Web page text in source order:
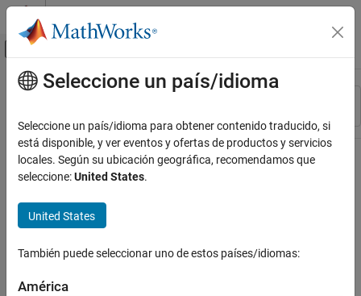
Saltar al contenido
Mostrar/ocultar menú de navegación
Recurso
Contenido principal
Seleccione un país/idioma
Seleccione un país/idioma para obtener contenido traducido, si
está disponible, y ver eventos y ofertas de productos y servicios
locales. Según su ubicación geográfica, recomendamos que
seleccione:United States.
United States
También puede seleccionar uno de estos países/idiomas:
América